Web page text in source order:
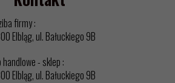
firmy :
Elbląg, ul. Bałuckiego 9B
handlowe - sklep :
Elbląg, ul. Bałuckiego 9B